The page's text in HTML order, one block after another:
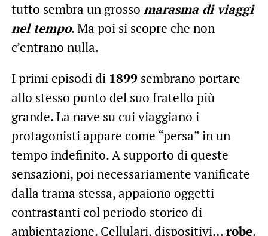
tutto sembra un grosso marasma di viaggi
nel tempo. Ma poi si scopre che non
c’entrano nulla.
I primi episodi di 1899sembrano portare
allo stesso punto del suo fratello più
grande. La nave su cui viaggiano i
protagonisti appare come “persa” in un
tempo indefinito. A supporto di queste
sensazioni, poi necessariamente vanificate
dalla trama stessa, appaiono oggetti
contrastanti col periodo storico di
ambientazione. Cellulari, dispositivi… robe.